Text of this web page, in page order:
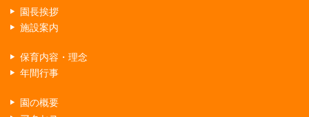
園長挨拶
施設案内
保育内容・理念
年間行事
園の概要